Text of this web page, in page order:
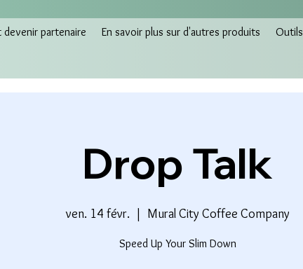
devenir partenaire En savoir plus sur d'autres produits Outils
Drop Talk
ven. 14 févr.
  |
Mural City Coffee Company
Speed Up Your Slim Down